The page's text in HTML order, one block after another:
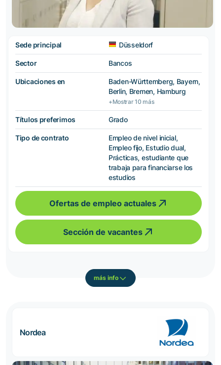
Sede principal Düsseldorf
Sector Bancos
Ubicaciones en
Baden-Württemberg, Bayern,
Berlin, Bremen, Hamburg
+Mostrar 10 más
Títulos preferimos Grado
Tipo de contrato
Empleo de nivel inicial,
Empleo fijo, Estudio dual,
Prácticas, estudiante que
trabaja para financiarse los
estudios
Ofertas de empleo actuales
Sección de vacantes
más info
Nordea